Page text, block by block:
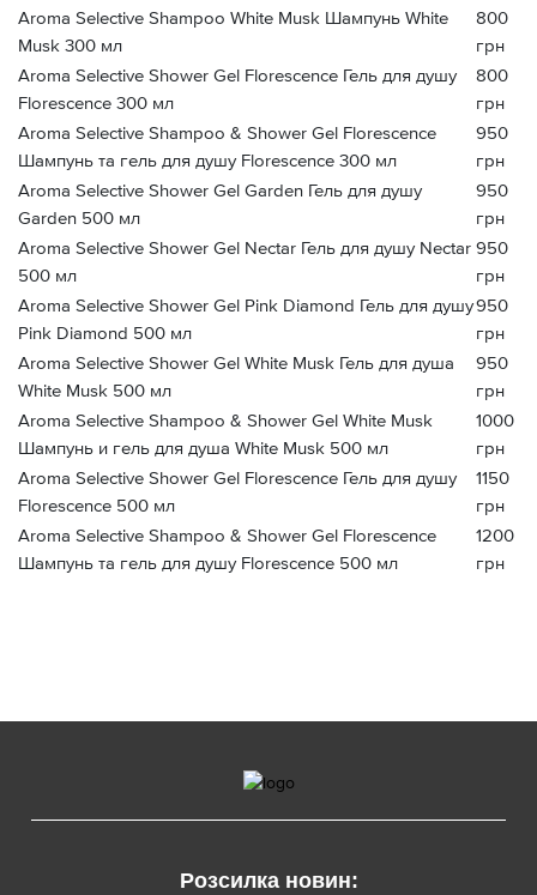
Aroma Selective Shampoo White Musk Шампунь White
Musk 300 мл
800
грн
Aroma Selective Shower Gel Florescence Гель для душу
Florescence 300 мл
800
грн
Aroma Selective Shampoo & Shower Gel Florescence
Шампунь та гель для душу Florescence 300 мл
950
грн
Aroma Selective Shower Gel Garden Гель для душу
Garden 500 мл
950
грн
Aroma Selective Shower Gel Nectar Гель для душу Nectar
500 мл
950
грн
Aroma Selective Shower Gel Pink Diamond Гель для душу
Pink Diamond 500 мл
950
грн
Aroma Selective Shower Gel White Musk Гель для душа
White Musk 500 мл
950
грн
Aroma Selective Shampoo & Shower Gel White Musk
Шампунь и гель для душа White Musk 500 мл
1000
грн
Aroma Selective Shower Gel Florescence Гель для душу
Florescence 500 мл
1150
грн
Aroma Selective Shampoo & Shower Gel Florescence
Шампунь та гель для душу Florescence 500 мл
1200
грн
Розсилка новин: